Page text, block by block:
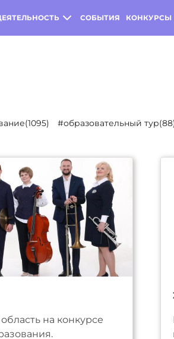
СОБЫТИЯ КОНКУРСЫ
#образовательный
на конкурсе